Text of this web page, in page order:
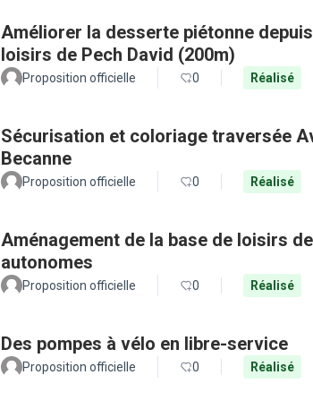
Améliorer la desserte piétonne
loisirs de Pech David (200m)
Proposition officielle 0 Réalisé
Sécurisation et coloriage traversée
Becanne
Proposition officielle 0 Réalisé
Aménagement de la base de loisirs
autonomes
Proposition officielle 0 Réalisé
Des pompes à vélo en libre-service
Proposition officielle 0 Réalisé